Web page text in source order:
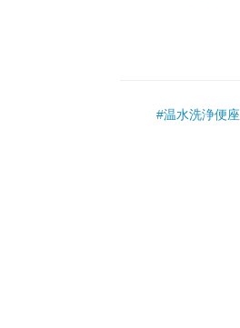
#温水洗浄便座